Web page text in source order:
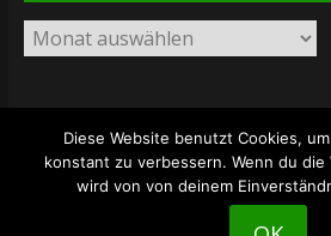
Archiv
Copyright © 2026The Lost Dungeon.
Theme: ColorMag vonThemeGrill
WordPress
Diese Website benutzt Cookies,
konstant zu verbessern. Wenn du
wird von von deinem